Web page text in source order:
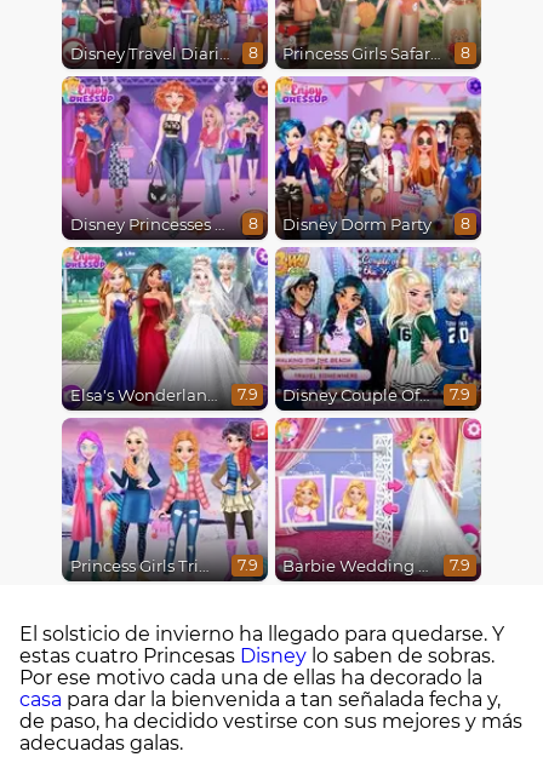
Disney Travel Diaries: City Break 8 Princess Girls Safari Trip 8
Disney Princesses Runway Show 8 Disney Dorm Party 8
Elsa's Wonderland Wedding 7.9 Disney Couple Of The Year 7.9
Princess Girls Trip To Aspen 7.9 Barbie Wedding Fun 7.9
El solsticio de invierno ha llegado para quedarse. Y
estas cuatro Princesas Disney lo saben de sobras.
Por ese motivo cada una de ellas ha decorado la
casa para dar la bienvenida a tan señalada fecha y,
de paso, ha decidido vestirse con sus mejores y más
adecuadas galas.